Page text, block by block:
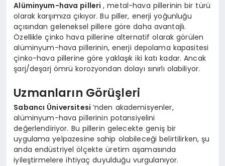
Alüminyum-hava pilleri, metal-hava pillerinin bir türü
olarak karşımıza çıkıyor. Bu piller, enerji yoğunluğu
açısından geleneksel pillere göre daha avantajlı.
Özellikle çinko hava pillerine alternatif olarak görülen
alüminyum-hava pillerinin, enerji depolama kapasitesi
çinko-hava pillerine göre yaklaşık iki katı kadar. Ancak
şarj/deşarj ömrü korozyondan dolayı sınırlı olabiliyor.
Uzmanların Görüşleri
Sabancı Üniversitesi ‘nden akademisyenler,
alüminyum-hava pillerinin potansiyelini
değerlendiriyor. Bu pillerin gelecekte geniş bir
uygulama yelpazesine sahip olabileceği belirtilirken, şu
anda endüstriyel ölçekte üretim aşamasında
iyileştirmelere ihtiyaç duyulduğu vurgulanıyor.